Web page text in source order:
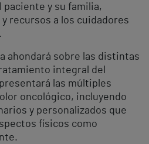
y su familia,
recursos a los cuidadores
ahondará sobre las distintas
integral del
las múltiples
oncológico, incluyendo
y personalizados que
físicos como